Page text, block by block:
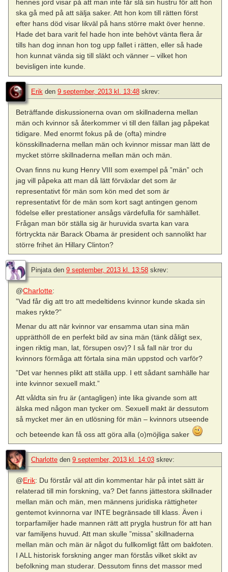
hennes jord visar på att man inte får slå sin hustru för att hon
ska gå med på att sälja saker. Att hon kom till rätten först
efter hans död visar likväl på hans större makt över henne.
Hade det bara varit fel hade hon inte behövt vänta flera år
tills han dog innan hon tog upp fallet i rätten, eller så hade
hon kunnat vända sig till släkt och vänner – vilket hon
bevisligen inte kunde.
Erik den 9 september, 2013 kl. 13:48 skrev:
Beträffande diskussionerna ovan om skillnaderna mellan
män och kvinnor så återkommer vi till den fällan jag påpekat
tidigare. Med enormt fokus på de (ofta) mindre
könsskillnaderna mellan män och kvinnor missar man lätt de
mycket större skillnaderna mellan män och män.
Ovan finns nu kung Henry VIII som exempel på ”män” och
jag vill påpeka att man då lätt förväxlar det som är
representativt för män som kön med det som är
representativt för de män som kort sagt antingen genom
födelse eller prestationer ansågs värdefulla för samhället.
Frågan man bör ställa sig är huruvida svarta kan vara
förtryckta när Barack Obama är president och sannolikt har
större frihet än Hillary Clinton?
Pinjata den 9 september, 2013 kl. 13:58 skrev:
@Charlotte:
”Vad får dig att tro att medeltidens kvinnor kunde skada sin
makes rykte?”
Menar du att när kvinnor var ensamma utan sina män
upprätthöll de en perfekt bild av sina män (tänk dåligt sex,
ingen riktig man, lat, försupen osv)? I så fall när tror du
kvinnors förmåga att förtala sina män uppstod och varför?
”Det var hennes plikt att ställa upp. I ett sådant samhälle har
inte kvinnor sexuell makt.”
Att våldta sin fru är (antagligen) inte lika givande som att
älska med någon man tycker om. Sexuell makt är dessutom
så mycket mer än en utlösning för män – kvinnors utseende
och beteende kan få oss att göra alla (o)möjliga saker
Charlotte den 9 september, 2013 kl. 14:03 skrev:
@Erik: Du förstår väl att din kommentar här på intet sätt är
relaterad till min forskning, va? Det fanns jättestora skillnader
mellan män och män, men männens juridiska rättigheter
gentemot kvinnorna var INTE begränsade till klass. Även i
torparfamiljer hade mannen rätt att prygla hustrun för att han
var familjens huvud. Att man skulle ”missa” skillnaderna
mellan män och män är något du fullkomligt fått om bakfoten.
I ALL historisk forskning anger man förstås vilket skikt av
befolkning man studerar. Dessutom finns det massor med